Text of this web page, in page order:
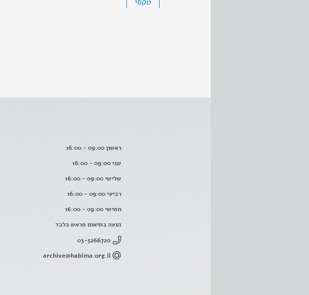
ראשון 09:00 - 16:00
שני 09:00 - 16:00
שלישי 09:00 - 16:00
רביעי 09:00 - 16:00
חמישי 09:00 - 16:00
הגעה בתיאום מראש בלבד
03-5266720
archive@habima.org.il